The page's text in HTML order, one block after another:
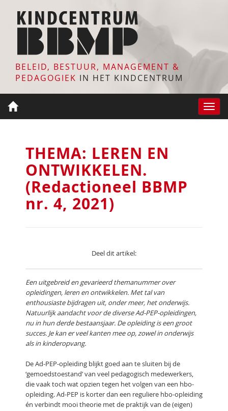
BELEID, BESTUUR, MANAGEMENT &
PEDAGOGIEK IN HET KINDCENTRUM
Toggle
THEMA: LEREN EN
ONTWIKKELEN.
(Redactioneel BBMP
nr. 4, 2021)
Deel dit artikel:
Een uitgebreid en gevarieerd themanummer over
opleidingen, leren en ontwikkelen. Met tal van
enthousiaste bijdragen uit, onder meer, het onderwijs.
Natuurlijk aandacht voor de diverse Ad-PEP-opleidingen,
nu in hun derde bestaansjaar. De opleiding is een groot
succes. Je kan er veel kanten mee op, zowel in onderwijs
als in kinderopvang.
De Ad-PEP-opleiding blijkt goed aan te sluiten bij de
‘gemoedstoestand’ van veel pedagogisch medewerkers,
die vaak toch wat opzien tegen het volgen van een hbo-
opleiding. Ad-PEP is korter dan een reguliere hbo-opleiding
én verbindt mooi theorie met de praktijk van de (eigen)